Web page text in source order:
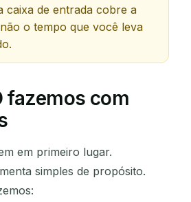
caixa de entrada cobre a
o tempo que você leva
fazemos com
em primeiro lugar.
simples de propósito.